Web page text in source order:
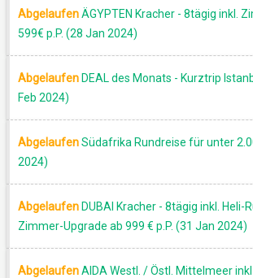
AbgelaufenÄGYPTEN Kracher - 8tägig inkl.
599€ p.P. (28 Jan 2024)
Abgelaufen DEAL des Monats - Kurztrip
Feb 2024)
AbgelaufenSüdafrika Rundreise für unter
2024)
Abgelaufen DUBAI Kracher - 8tägig inkl. Heli-
Zimmer-Upgrade ab 999 € p.P. (31 Jan 2024)
AbgelaufenAIDA Westl. / Östl. Mittelmeer